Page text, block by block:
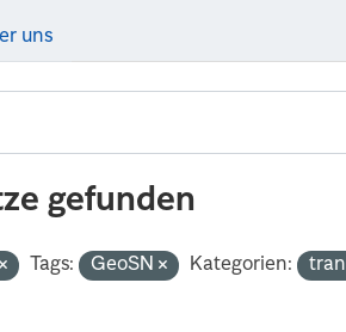
uns
gefunden
Tags: GeoSN Kategorien: